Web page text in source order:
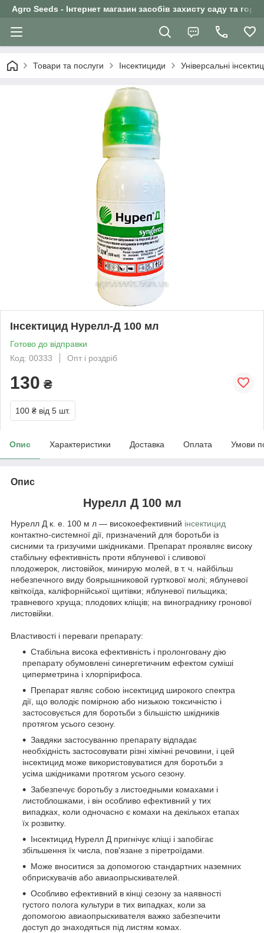
Agro Seeds - Інтернет магазин засобів захисту саду та
Товари та послуги Інсектициди Універсальні
Інсектицид Нурелл-Д 100 мл
Готово до відправки
Код: 00333
Опт і роздріб
130 ₴
100 ₴ від 5 шт.
Опис Характеристики Доставка Оплата Умови
Опис
Нурелл Д 100 мл
Нурелл Д к. е. 100 м л — високоефективний інсектицид
контактно-системної дії, призначений для боротьби із
сисними та гризучими шкідниками. Препарат проявляє високу
стабільну ефективність проти яблуневої і сливової
плодожерок, листовійок, минирую молей, в т. ч. найбільш
небезпечного виду боярышниковой гурткової молі; яблуневої
квіткоїда, каліфорнійської щитівки; яблуневої пильщика;
травневого хруща; плодових кліщів; на винограднику гронової
листовійки.
Властивості і переваги препарату:
Стабільна висока ефективність і пролонговану дію
препарату обумовлені синергетичним ефектом суміші
циперметрина і хлорпірифоса.
Препарат являє собою інсектицид широкого спектра
дії, що володіє помірною або низькою токсичністю і
застосовується для боротьби з більшістю шкідників
протягом усього сезону.
Завдяки застосуванню препарату відпадає
необхідність застосовувати різні хімічні речовини, і цей
інсектицид може використовуватися для боротьби з
усіма шкідниками протягом усього сезону.
Забезпечує боротьбу з листоедными комахами і
листоблошками, і він особливо ефективний у тих
випадках, коли одночасно є комахи на декількох етапах
їх розвитку.
Інсектицид Нурелл Д пригнічує кліщі і запобігає
збільшення їх числа, пов'язане з піретроїдами.
Може вноситися за допомогою стандартних наземних
обприскувачів або авиаопрыскивателей.
Особливо ефективний в кінці сезону за наявності
густого полога культури в тих випадках, коли за
допомогою авиаопрыскивателя важко забезпечити
доступ до знаходяться під листям комах.